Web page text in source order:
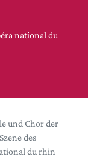
national du
und Chor der
des
du rhin